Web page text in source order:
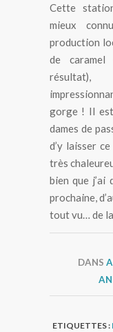
Cette
mieux
production
de
gorge ! Il
dames de
d’y laisser
très
bien que j’ai
prochaine,
tout vu… de
DANS
ETIQUETTES :